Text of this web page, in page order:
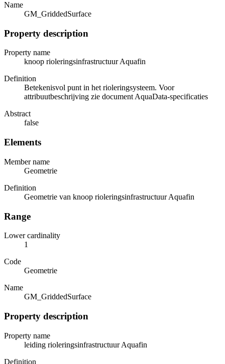
Name
GM_GriddedSurface
Property description
Property name
knoop rioleringsinfrastructuur Aquafin
Definition
Betekenisvol punt in het rioleringsysteem. Voor
attribuutbeschrijving zie document AquaData-specificaties
Abstract
false
Elements
Member name
Geometrie
Definition
Geometrie van knoop rioleringsinfrastructuur Aquafin
Range
Lower cardinality
1
Code
Geometrie
Name
GM_GriddedSurface
Property description
Property name
leiding rioleringsinfrastructuur Aquafin
Definition